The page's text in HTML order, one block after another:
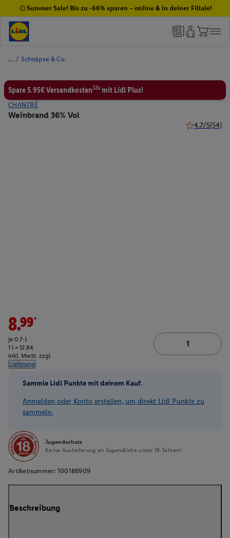
Summer Sale! Bis zu -66% sparen – online & in deiner Filiale!
/ Schnäpse & Co.
Spare 5.95€ Versandkosten32a mit Lidl Plus!
CHANTRÉ
Weinbrand 36% Vol
4.7/5(54)
8.99*
je 0.7-l
1 l = 12.84
inkl. MwSt. zzgl.
Lieferung
Sammle Lidl Punkte mit deinem Kauf.
Anmelden oder Konto erstellen, um direkt Lidl Punkte zu
sammeln.
Jugendschutz
Keine Auslieferung an Jugendliche unter 18 Jahren!
Artikelnummer: 100186909
Beschreibung